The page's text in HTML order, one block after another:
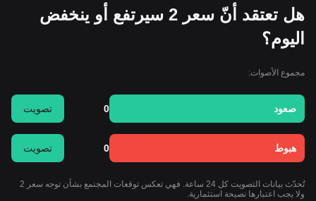
هل تعتقد أنّ سعر 2 سيرتفع أو ينخفض
اليوم؟
مجموع الأصوات:
صعود 0 تصويت
هبوط 0 تصويت
تُحدّث بيانات التصويت كل 24 ساعة. فهي تعكس توقعات المجتمع بشأن توجه سعر 2
ولا يجب اعتبارها نصيحة استثمارية.